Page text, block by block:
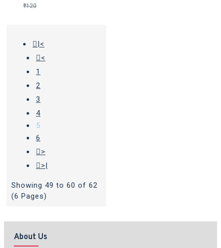
₹120
|<
<
1
2
3
4
5
6
>
>|
Showing 49 to 60 of 62
(6 Pages)
About Us